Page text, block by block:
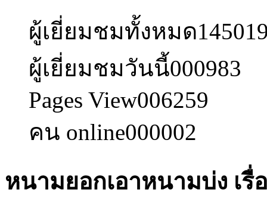
ผู้เยี่ยมชมทั้งหมด
ผู้เยี่ยมชมวันนี้000983
Pages View006259
คน online000002
หนามยอกเอาหนามบ่ง เ